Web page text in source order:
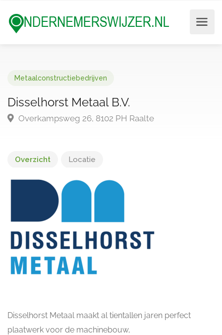
Metaalconstructiebedrijven
Disselhorst Metaal B.V.
Overkampsweg 26, 8102 PH Raalte
Overzicht Locatie
Disselhorst Metaal maakt al tientallen jaren perfect
plaatwerk voor de machinebouw,